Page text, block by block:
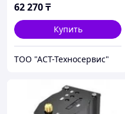
62 270₸
Купить
ТОО "АСТ-Техносервис"